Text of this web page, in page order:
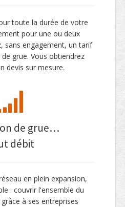
toute la durée de votre
pour une ou deux
sans engagement, un tarif
grue. Vous obtiendrez
devis sur mesure.
de grue…
débit
en plein expansion,
: couvrir l'ensemble du
à ses entreprises